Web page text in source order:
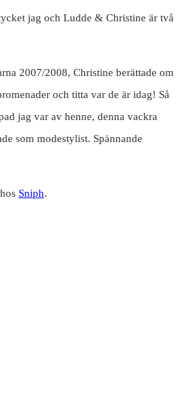
jag och Ludde & Christine är två
2007/2008, Christine berättade om
och titta var de är idag! Så
jag var av henne, denna vackra
som modestylist. Spännande
Sniph.